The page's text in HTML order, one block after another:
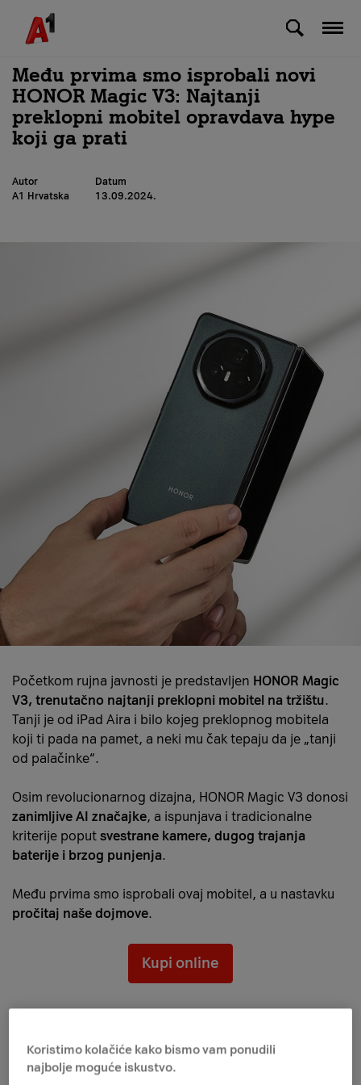
Skip to Main Content
Među prvima smo isprobali novi
HONOR Magic V3: Najtanji
preklopni mobitel opravdava hype
koji ga prati
Autor
A1 Hrvatska
Datum
13.09.2024.
Početkom rujna javnosti je predstavljen HONOR Magic
V3, trenutačno najtanji preklopni mobitel na tržištu.
Tanji je od iPad Aira i bilo kojeg preklopnog mobitela
koji ti pada na pamet, a neki mu čak tepaju da je „tanji
od palačinke“.
Osim revolucionarnog dizajna, HONOR Magic V3 donosi
zanimljive AI značajke, a ispunjava i tradicionalne
kriterije poput svestrane kamere, dugog trajanja
baterije i brzog punjenja.
Među prvima smo isprobali ovaj mobitel, a u nastavku
pročitaj naše dojmove.
Kupi online
Kamera
HONOR Magic V3 imatrostruku stražnju kameru
Koristimo kolačiće kako bismo vam ponudili
najbolje moguće iskustvo.